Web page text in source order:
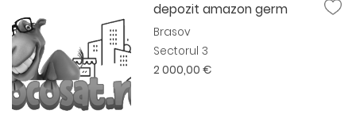
depozit amazon germ
Brasov
Sectorul 3
2 000,00 €